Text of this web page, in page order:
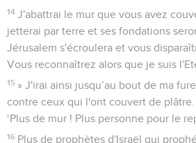
14 J'abattrai le mur que vous avez
jetterai par terre et ses fondations
Jérusalem s'écroulera et vous
Vous reconnaîtrez alors que je suis
15 » J'irai ainsi jusqu’au bout de ma
contre ceux qui l'ont couvert de
‘Plus de mur ! Plus personne pour le
16 Plus de prophètes d'Israël qui